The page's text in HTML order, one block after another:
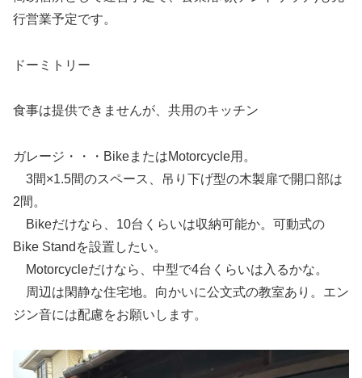
行営業予定です。
ドーミトリー
食事は提供できませんが、共用のキッチン
ガレージ・・・BikeまたはMotorcycle用。
3間×1.5間のスペース、吊り下げ型の木製扉で開口部は
2間。
Bikeだけなら、10台くらいは収納可能か。可動式の
Bike Standを設置したい。
Motorcycleだけなら、中型で4台くらいは入るかな。
周辺は閑静な住宅地。向かいに公文式の教室あり。エン
ジン音には配慮をお願いします。